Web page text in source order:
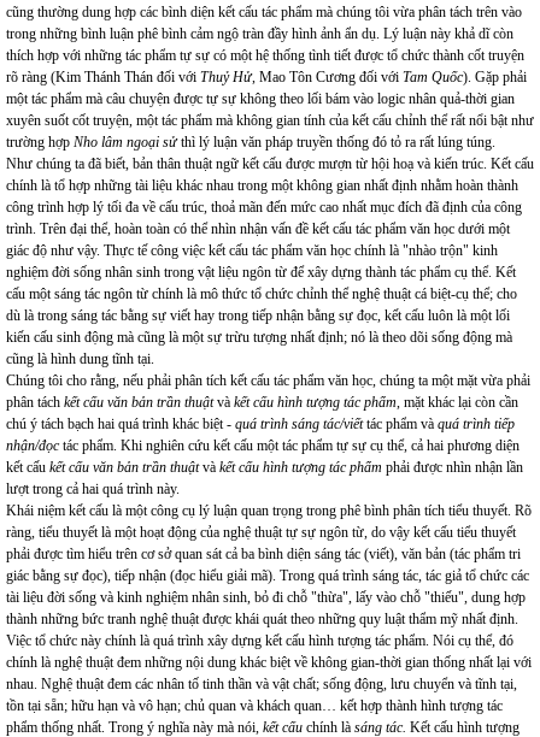
cũng thường dung hợp các bình diện kết cấu tác phẩm mà chúng tôi vừa phân tách trên vào
trong những bình luận phê bình cảm ngộ tràn đầy hình ảnh ẩn dụ. Lý luận này khả dĩ còn
thích hợp với những tác phẩm tự sự có một hệ thống tình tiết được tổ chức thành cốt truyện
rõ ràng (Kim Thánh Thán đối với Thuỷ Hử, Mao Tôn Cương đối với Tam Quốc). Gặp phải
một tác phẩm mà câu chuyện được tự sự không theo lối bám vào logic nhân quả-thời gian
xuyên suốt cốt truyện, một tác phẩm mà không gian tính của kết cấu chỉnh thể rất nổi bật như
trường hợp Nho lâm ngoại sửthì lý luận văn pháp truyền thống đó tỏ ra rất lúng túng.
Như chúng ta đã biết, bản thân thuật ngữ kết cấu được mượn từ hội hoạ và kiến trúc. Kết cấu
chính là tổ hợp những tài liệu khác nhau trong một không gian nhất định nhằm hoàn thành
công trình hợp lý tối đa về cấu trúc, thoả mãn đến mức cao nhất mục đích đã định của công
trình. Trên đại thể, hoàn toàn có thể nhìn nhận vấn đề kết cấu tác phẩm văn học dưới một
giác độ như vậy. Thực tế công việc kết cấu tác phẩm văn học chính là "nhào trộn" kinh
nghiệm đời sống nhân sinh trong vật liệu ngôn từ để xây dựng thành tác phẩm cụ thể. Kết
cấu một sáng tác ngôn từ chính là mô thức tổ chức chỉnh thể nghệ thuật cá biệt-cụ thể; cho
dù là trong sáng tác bằng sự viết hay trong tiếp nhận bằng sự đọc, kết cấu luôn là một lối
kiến cấu sinh động mà cũng là một sự trừu tượng nhất định; nó là theo dõi sống động mà
cũng là hình dung tĩnh tại.
Chúng tôi cho rằng, nếu phải phân tích kết cấu tác phẩm văn học, chúng ta một mặt vừa phải
phân tách kết cấu văn bản trần thuậtvà kết cấu hình tượng tác phẩm, mặt khác lại còn cần
chú ý tách bạch hai quá trình khác biệt - quá trình sáng tác/viếttác phẩm và quá trình tiếp
nhận/đọctác phẩm. Khi nghiên cứu kết cấu một tác phẩm tự sự cụ thể, cả hai phương diện
kết cấu kết cấu văn bản trần thuậtvà kết cấu hình tượng tác phẩm phải được nhìn nhận lần
lượt trong cả hai quá trình này.
Khái niệm kết cấu là một công cụ lý luận quan trọng trong phê bình phân tích tiểu thuyết. Rõ
ràng, tiểu thuyết là một hoạt động của nghệ thuật tự sự ngôn từ, do vậy kết cấu tiểu thuyết
phải được tìm hiểu trên cơ sở quan sát cả ba bình diện sáng tác (viết), văn bản (tác phẩm tri
giác bằng sự đọc), tiếp nhận (đọc hiểu giải mã). Trong quá trình sáng tác, tác giả tổ chức các
tài liệu đời sống và kinh nghiệm nhân sinh, bỏ đi chỗ "thừa", lấy vào chỗ "thiếu", dung hợp
thành những bức tranh nghệ thuật được khái quát theo những quy luật thẩm mỹ nhất định.
Việc tổ chức này chính là quá trình xây dựng kết cấu hình tượng tác phẩm. Nói cụ thể, đó
chính là nghệ thuật đem những nội dung khác biệt về không gian-thời gian thống nhất lại với
nhau. Nghệ thuật đem các nhân tố tinh thần và vật chất; sống động, lưu chuyển và tĩnh tại,
tồn tại sẵn; hữu hạn và vô hạn; chủ quan và khách quan… kết hợp thành hình tượng tác
phẩm thống nhất. Trong ý nghĩa này mà nói, kết cấu chính là sáng tác. Kết cấu hình tượng